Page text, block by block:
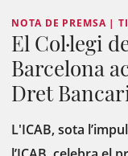
NOTA DE PREMSA |
El Col·legi
Barcelona
Dret
L'ICAB, sota